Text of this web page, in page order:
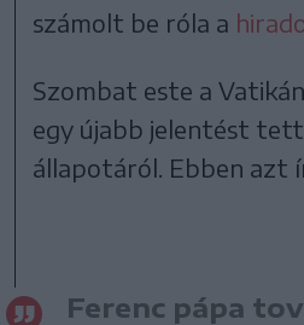
számolt be róla a
Szombat este a
egy újabb jelentést
állapotáról. Ebben azt
Ferenc pápa